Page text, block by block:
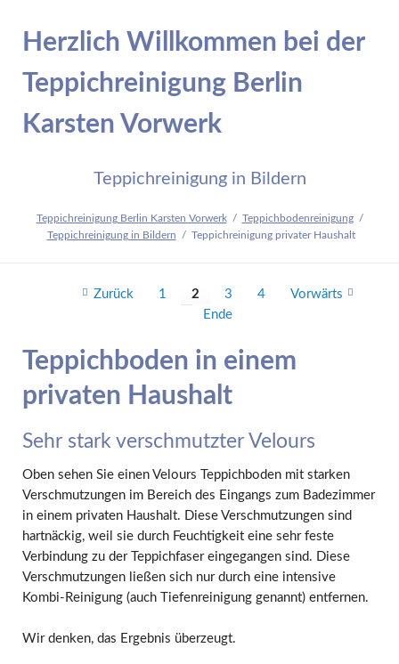
Herzlich Willkommen bei der
Teppichreinigung Berlin
Karsten Vorwerk
Teppichreinigung in Bildern
Teppichreinigung Berlin Karsten Vorwerk
Teppichbodenreinigung
Teppichreinigung in Bildern
Teppichreinigung privater Haushalt
Zurück 1 2 3 4
Vorwärts
Ende
Teppichboden in einem
privaten Haushalt
Sehr stark verschmutzter Velours
Oben sehen Sie einen Velours Teppichboden mit starken
Verschmutzungen im Bereich des Eingangs zum Badezimmer
in einem privaten Haushalt. Diese Verschmutzungen sind
hartnäckig, weil sie durch Feuchtigkeit eine sehr feste
Verbindung zu der Teppichfaser eingegangen sind. Diese
Verschmutzungen ließen sich nur durch eine intensive
Kombi-Reinigung (auch Tiefenreinigung genannt) entfernen.
Wir denken, das Ergebnis überzeugt.